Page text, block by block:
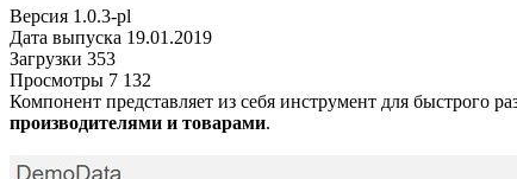
Версия 1.0.3-pl
Дата выпуска 19.01.2019
Загрузки 353
Просмотры 7 132
Компонент представляет из себя инструмент для быстрого
производителями и товарами.